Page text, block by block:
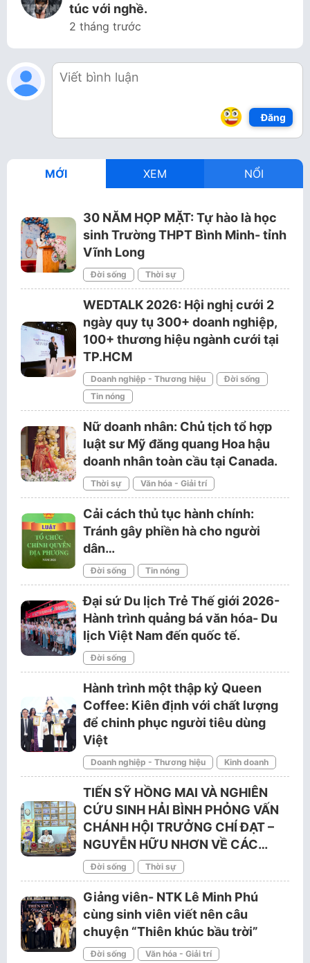
túc với nghề.
2 tháng trước
Đăng
MỚI XEM NỔI
30 NĂM HỌP MẶT: Tự hào là học
sinh Trường THPT Bình Minh- tỉnh
Vĩnh Long
Đời sống Thời sự
WEDTALK 2026: Hội nghị cưới 2
ngày quy tụ 300+ doanh nghiệp,
100+ thương hiệu ngành cưới tại
TP.HCM
Doanh nghiệp - Thương hiệu
Đời sống
Tin nóng
Nữ doanh nhân: Chủ tịch tổ hợp
luật sư Mỹ đăng quang Hoa hậu
doanh nhân toàn cầu tại Canada.
Thời sự Văn hóa - Giải trí
Cải cách thủ tục hành chính:
Tránh gây phiền hà cho người
dân…
Đời sống Tin nóng
Đại sứ Du lịch Trẻ Thế giới 2026-
Hành trình quảng bá văn hóa- Du
lịch Việt Nam đến quốc tế.
Đời sống
Hành trình một thập kỷ Queen
Coffee: Kiên định với chất lượng
để chinh phục người tiêu dùng
Việt
Doanh nghiệp - Thương hiệu Kinh doanh
TIẾN SỸ HỒNG MAI VÀ NGHIÊN
CỨU SINH HẢI BÌNH PHỎNG VẤN
CHÁNH HỘI TRƯỞNG CHÍ ĐẠT –
NGUYỄN HỮU NHƠN VỀ CÁC…
Đời sống Thời sự
Giảng viên- NTK Lê Minh Phú
cùng sinh viên viết nên câu
chuyện “Thiên khúc bầu trời”
Đời sống Văn hóa - Giải trí